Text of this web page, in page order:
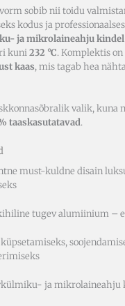
sobib nii toidu
kodus ja
ja mikrolaineahju kindel
kuni232 °C. Komplektis on
kaas, mis tagab hea
valik, kuna
taaskasutatavad.
must-kuldne disain
tugev alumiinium –
ja mikrolaineahju